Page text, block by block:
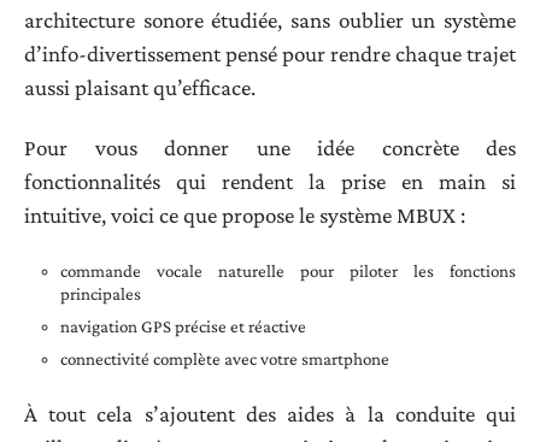
architecture sonore étudiée, sans oublier un système
d’info-divertissement pensé pour rendre chaque trajet
aussi plaisant qu’efficace.
Pour vous donner une idée concrète des
fonctionnalités qui rendent la prise en main si
intuitive, voici ce que propose le système MBUX :
commande vocale naturelle pour piloter les fonctions
principales
navigation GPS précise et réactive
connectivité complète avec votre smartphone
À tout cela s’ajoutent des aides à la conduite qui